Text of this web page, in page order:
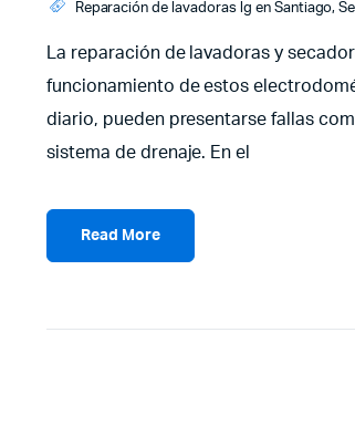
Reparación de lavadoras lg en Santiago,
La reparación de lavadoras y
funcionamiento de estos
diario, pueden presentarse fallas
sistema de drenaje. En el
Read More